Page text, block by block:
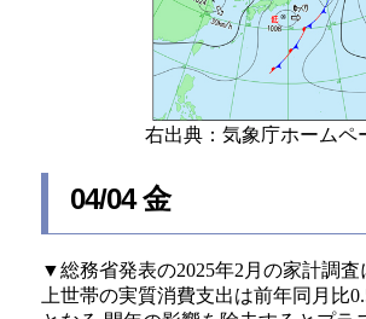
右出典：気象庁ホームペ
04/04 金
▼総務省発表の2025年2月の家計調査
上世帯の実質消費支出は前年同月比